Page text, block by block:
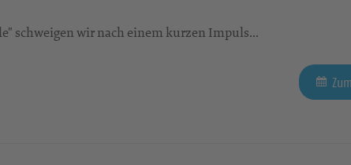
schweigen wir nach einem kurzen Impuls...